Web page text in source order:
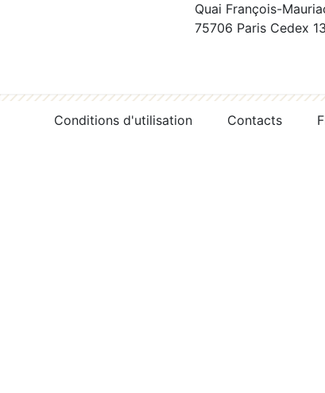
Quai François-
75706 Paris Cedex 13
Conditions d'utilisation Contacts